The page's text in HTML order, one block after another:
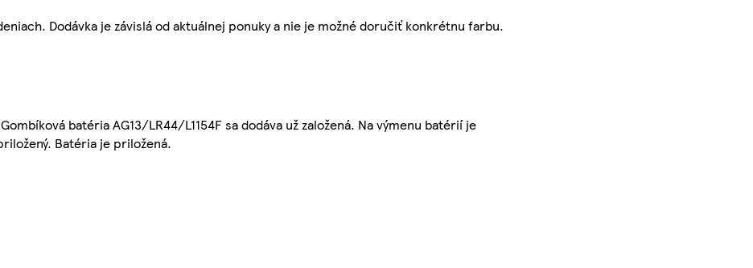
Dodávka je závislá od aktuálnej ponuky a nie je možné doručiť konkrétnu farbu.
batéria AG13/LR44/L1154F sa dodáva už založená. Na výmenu batérií je
Batéria je priložená.